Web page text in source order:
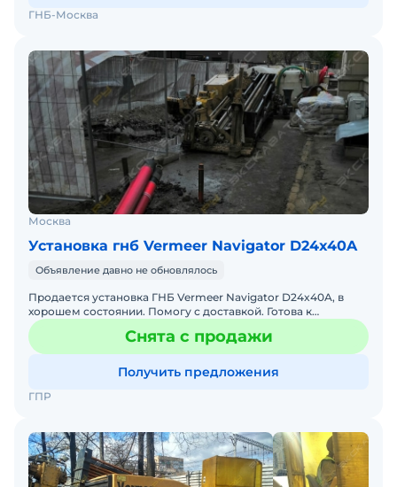
ГНБ-Москва
Москва
Установка гнб Vermeer Navigator D24x40A
Объявление давно не обновлялось
Продается установка ГНБ Vermeer Navigator D24x40A, в
хорошем состоянии. Помогу с доставкой. Готова к
Снята с продажи
Получить предложения
ГПР